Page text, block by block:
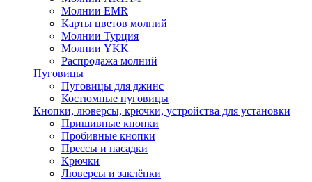
Молнии EMR
Карты цветов молний
Молнии Турция
Молнии YKK
Распродажа молний
Пуговицы
Пуговицы для джинс
Костюмные пуговицы
Кнопки, люверсы, крючки, устройства для установки
Пришивные кнопки
Пробивные кнопки
Прессы и насадки
Крючки
Люверсы и заклёпки